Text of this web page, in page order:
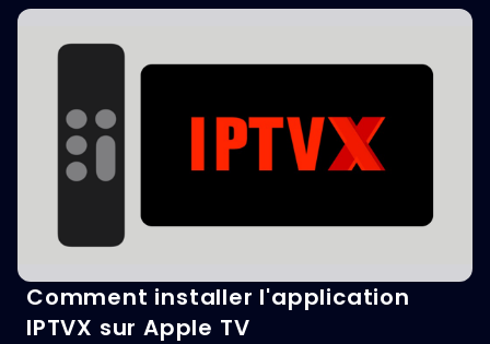
Comment installer l'application
IPTVX sur Apple TV